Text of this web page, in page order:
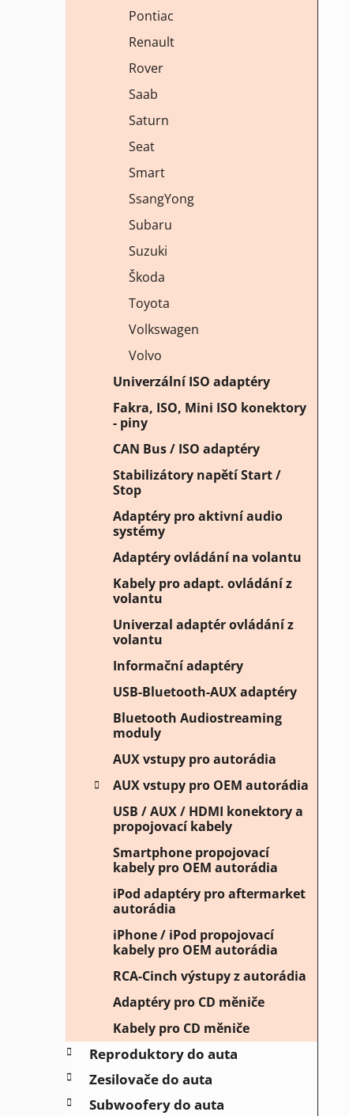
Pontiac
Renault
Rover
Saab
Saturn
Seat
Smart
SsangYong
Subaru
Suzuki
Škoda
Toyota
Volkswagen
Volvo
Univerzální ISO adaptéry
Fakra, ISO, Mini ISO konektory
- piny
CAN Bus / ISO adaptéry
Stabilizátory napětí Start /
Stop
Adaptéry pro aktivní audio
systémy
Adaptéry ovládání na volantu
Kabely pro adapt. ovládání z
volantu
Univerzal adaptér ovládání z
volantu
Informační adaptéry
USB-Bluetooth-AUX adaptéry
Bluetooth Audiostreaming
moduly
AUX vstupy pro autorádia
AUX vstupy pro OEM autorádia
USB / AUX / HDMI konektory a
propojovací kabely
Smartphone propojovací
kabely pro OEM autorádia
iPod adaptéry pro aftermarket
autorádia
iPhone / iPod propojovací
kabely pro OEM autorádia
RCA-Cinch výstupy z autorádia
Adaptéry pro CD měniče
Kabely pro CD měniče
Reproduktory do auta
Zesilovače do auta
Subwoofery do auta